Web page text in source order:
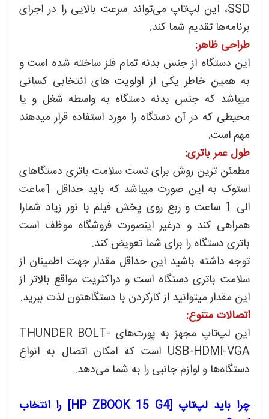
SSD، این لپ‌تاپ می‌تواند سرعت بالایی را در اجرای
برنامه‌ها تقدیم شما کند.
طراحی ظاهر:
این دستگاه از جنس بدنه تمام فلز ساخته شده است و
به همین خاطر یکی از اولویت های انتخابی کسانی
میباشد که جنس بدنه دستگاه به واسطه شغل و یا
محیطی که در آن دستگاه را مورد استفاده قرار میدهند
مهم است.
طول عمر باتری:
مطمئن ترین روش برای تست سلامت باتری دستگاهای
استوک به این صورت میباشد که باید حداقل 1ساعت
الی 1 ساعت و ربع روی پخش فیلم با نور زیاد شمارا
همراهی کند و درغیر اینصورت فروشگاه موظف است
باتری دستگاه را برای شما تعویض کند.
توجه داشته باشید این حداقل مقدار جهت اطمینان از
سلامت باتری دستگاه است و دراکثریت مواقع بالاتر از
این مقدار میتوانید از کارکردن با دستگاهتون لذت ببرید.
اتصالات متنوع:
این لپ‌تاپ مجهز به پورت‌های THUNDER BOLT-
USB-HDMI-VGA است که امکان اتصال به انواع
دستگاه‌ها و لوازم جانبی را به شما می‌دهد.
چرا باید لپ‌تاپ [HP ZBOOK 15 G4] را انتخاب